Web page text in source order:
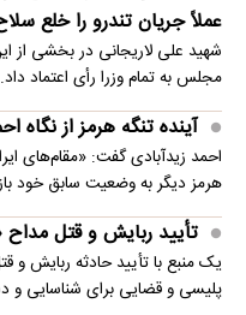
عملاً جریان تندرو را خلع
شهید علی لاریجانی در بخشی از
مجلس به تمام وزرا رأی اعتماد
آینده تنگه هرمز از
احمد زیدآبادی گفت: «مقام‌های
هرمز دیگر به وضعیت سابق خود
تأیید ربایش و قتل
یک منبع با تأیید حادثه ربایش و
پلیسی و قضایی برای شناسایی و